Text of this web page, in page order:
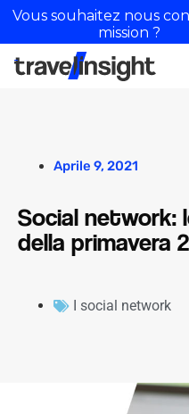
Aprile 9, 2021
Social network:
della primavera
I social network
Vous souhaitez nous
mission ?